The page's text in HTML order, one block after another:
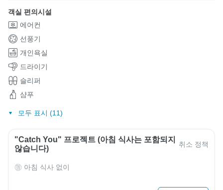
객실 편의시설
에어컨
선풍기
개인욕실
드라이기
슬리퍼
샴푸
모두 표시 (11)
"Catch You" 프로젝트 (아침 식사는 포함되지
않습니다)
취소 정책
아침 식사 없이